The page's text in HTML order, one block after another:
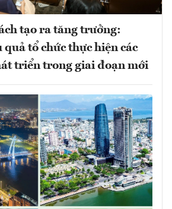
tạo ra tăng trưởng:
quả tổ chức thực hiện các
triển trong giai đoạn mới